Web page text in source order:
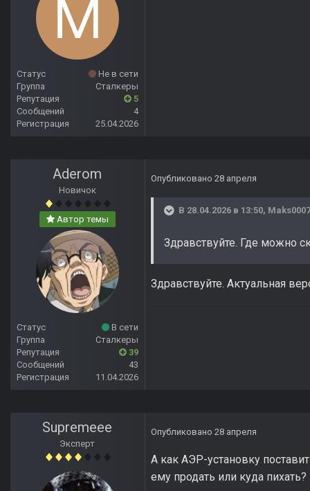
Статус
Не в сети
Группа
Сталкеры
Репутация
5
Сообщений
4
Регистрация
25.04.2026
Aderom
Новичок
Автор темы
Статус
В сети
Группа
Сталкеры
Репутация
39
Сообщений
43
Регистрация
11.04.2026
Опубликовано 28 апреля
В 28.04.2026 в 13:50,
Здравствуйте. Где можно
Здравствуйте. Актуальная
Supremeee
Эксперт
Опубликовано 28 апреля
А как АЭР-установку
ему продать или куда пихать?